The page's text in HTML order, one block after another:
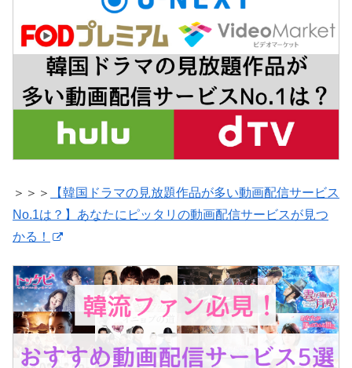
＞＞＞
【韓国ドラマの見放題作品が多い動画配信サービス
No.1は？】あなたにピッタリの動画配信サービスが見つ
かる！